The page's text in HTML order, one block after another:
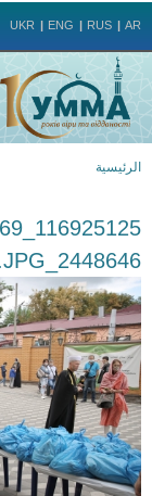
UKR ENG RUS AR
الرئيسية
2448646_O.JPG